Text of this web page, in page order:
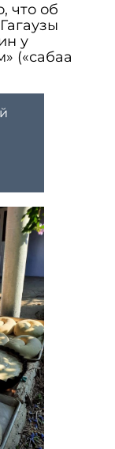
что об
у
(«сабаа